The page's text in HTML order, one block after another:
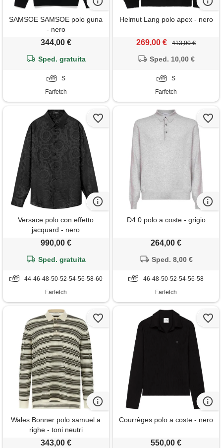
SAMSOE SAMSOE polo guna
- nero
344,00 €
Sped. gratuita
S
Farfetch
Helmut Lang polo apex - nero
269,00 € 413,00 €
Sped. 10,00 €
S
Farfetch
Versace polo con effetto
jacquard - nero
990,00 €
Sped. gratuita
44-46-48-50-52-54-56-58-60
Farfetch
D4.0 polo a coste - grigio
264,00 €
Sped. 8,00 €
46-48-50-52-54-56-58
Farfetch
Wales Bonner polo samuel a
righe - toni neutri
343,00 €
Courrèges polo a coste - nero
550,00 €